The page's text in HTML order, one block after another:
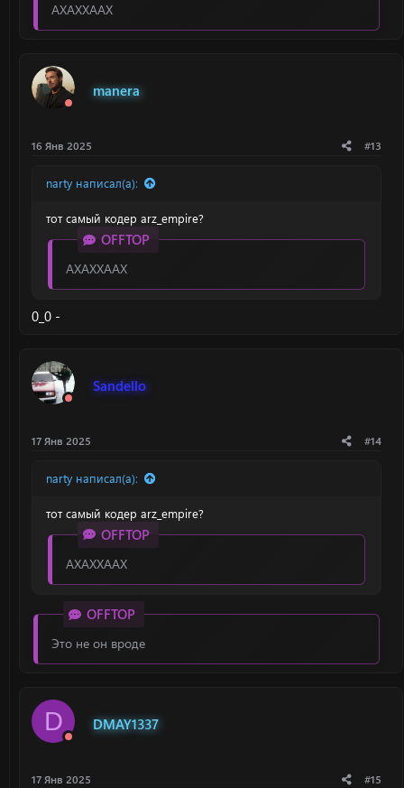
АХАХХААХ
manera
16 Янв 2025 #13
narty написал(а):
тот самый кодер arz_empire?
OFFTOP
АХАХХААХ
0_0 -
Sandello
17 Янв 2025 #14
narty написал(а):
тот самый кодер arz_empire?
OFFTOP
АХАХХААХ
OFFTOP
Это не он вроде
D DMAY1337
17 Янв 2025 #15